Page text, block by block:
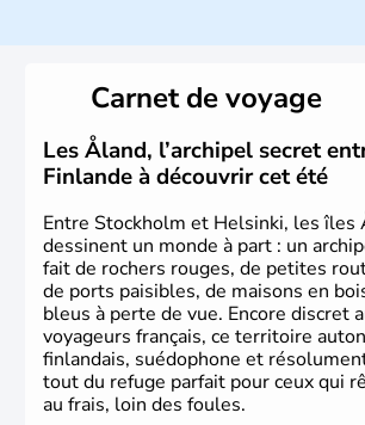
de cuivre et de bois.
Carnet de voyage
Les Åland, l’archipel secret
Finlande à découvrir cet été
Entre Stockholm et Helsinki, les îles
dessinent un monde à part : un
fait de rochers rouges, de petites
de ports paisibles, de maisons en
bleus à perte de vue. Encore discret
voyageurs français, ce territoire
finlandais, suédophone et
tout du refuge parfait pour ceux qui
au frais, loin des foules.